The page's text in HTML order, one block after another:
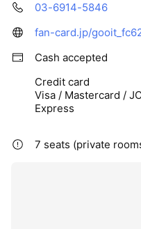
03-6914-5846
Cash accepted
Credit card
Visa / Mastercard /
Express
7 seats (private